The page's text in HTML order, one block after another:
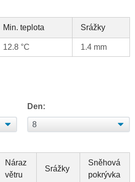
Min. teplota Srážky
12.8 °C 1.4 mm
Den:
Náraz
větru
Srážky
Sněhová
pokrývka